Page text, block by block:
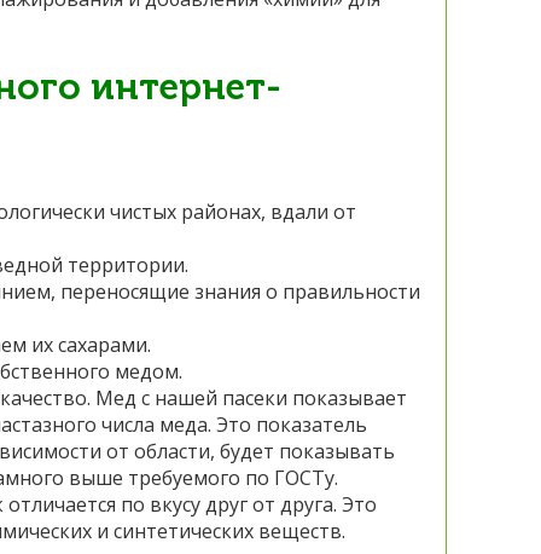
интернет-
чистых районах, вдали от
территории.
переносящие знания о правильности
их сахарами.
медом.
Мед с нашей пасеки показывает
числа меда. Это показатель
от области, будет показывать
выше требуемого по ГОСТу.
по вкусу друг от друга. Это
и синтетических веществ.